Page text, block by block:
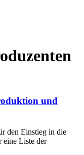
und
den Einstieg in die
eine Liste der